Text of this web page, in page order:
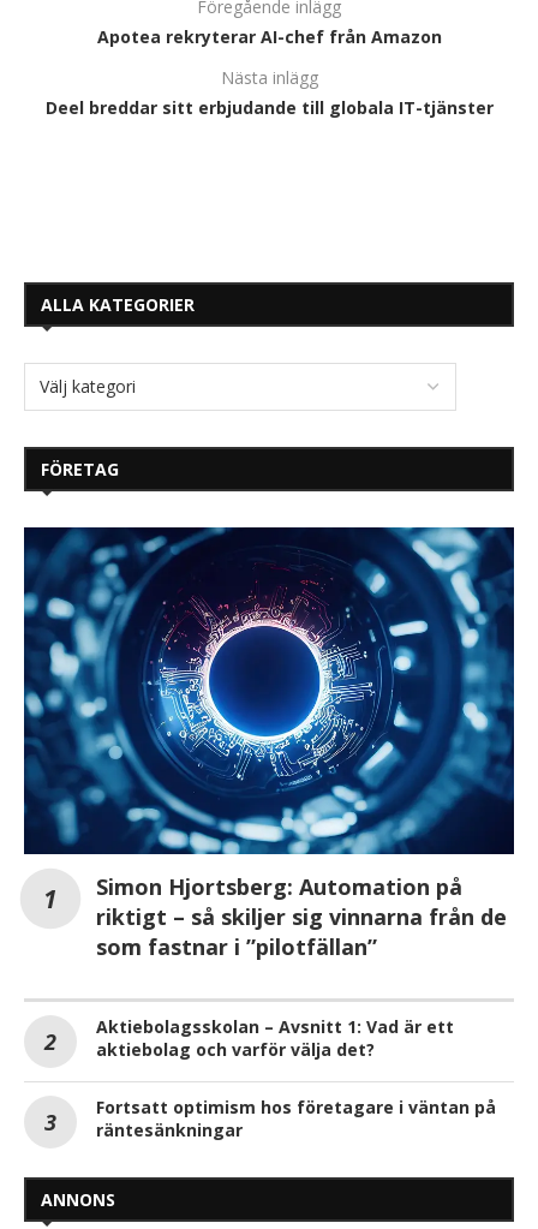
Föregående inlägg
Apotea rekryterar AI-chef från Amazon
Nästa inlägg
Deel breddar sitt erbjudande till globala IT-tjänster
ALLA KATEGORIER
FÖRETAG
Simon Hjortsberg: Automation på
riktigt – så skiljer sig vinnarna från de
som fastnar i ”pilotfällan”
Aktiebolagsskolan – Avsnitt 1: Vad är ett
aktiebolag och varför välja det?
Fortsatt optimism hos företagare i väntan på
räntesänkningar
ANNONS